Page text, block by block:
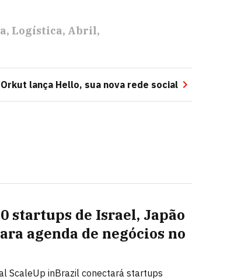
Logística Abril
lança Hello, sua nova rede social
startups de Israel, Japão
agenda de negócios no
ScaleUp inBrazil conectará startups